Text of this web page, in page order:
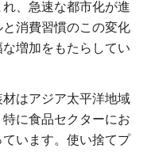
、急速な都市化が進
消費習慣のこの変化
増加をもたらしてい
はアジア太平洋地域
に食品セクターにお
います。使い捨てプ